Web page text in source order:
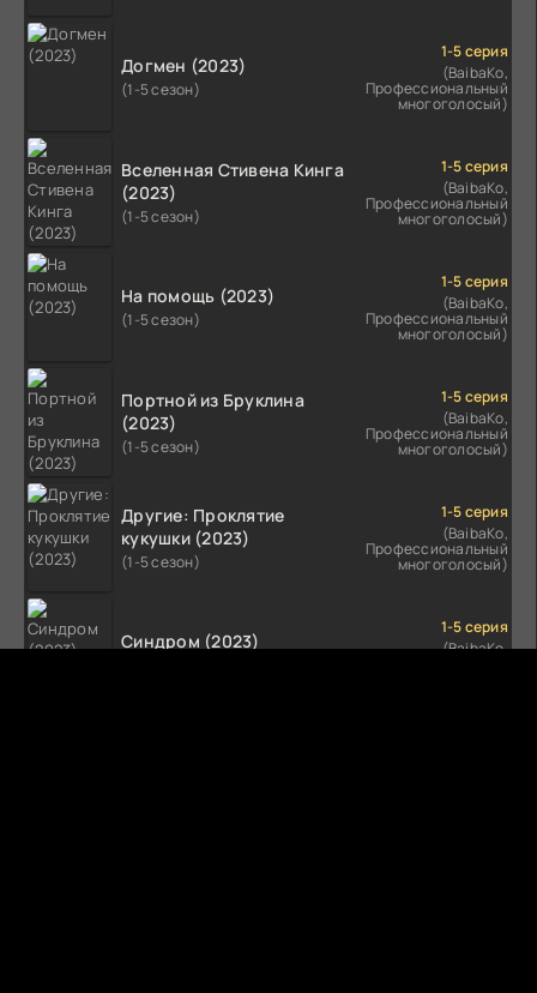
Догмен (2023)
(1-5 сезон)
1-5 серия
(BaibaKo,
Профессиональный
многоголосый)
Вселенная Стивена Кинга
(2023)
(1-5 сезон)
1-5 серия
(BaibaKo,
Профессиональный
многоголосый)
На помощь (2023)
(1-5 сезон)
1-5 серия
(BaibaKo,
Профессиональный
многоголосый)
Портной из Бруклина
(2023)
(1-5 сезон)
1-5 серия
(BaibaKo,
Профессиональный
многоголосый)
Другие: Проклятие
кукушки (2023)
(1-5 сезон)
1-5 серия
(BaibaKo,
Профессиональный
многоголосый)
Синдром (2023)
1-5 серия
(BaibaKo,